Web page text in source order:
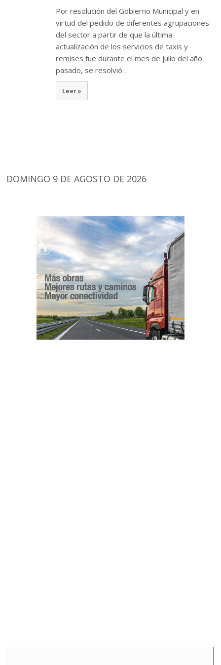
Por resolución del Gobierno Municipal y en
virtud del pedido de diferentes agrupaciones
del sector a partir de que la última
actualización de los servicios de taxis y
remises fue durante el mes de julio del año
pasado, se resolvió…
Leer »
DOMINGO 9 DE AGOSTO DE 2026